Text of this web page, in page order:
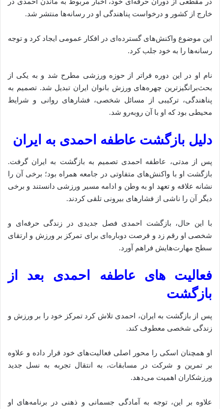
خارج از کشور و درخواست پناهندگی او در رسانه‌ها منتشر شد.
این موضوع واکنش‌های گسترده‌ای در افکار عمومی ایجاد کرد و توجه
رسانه‌ها را به خود جلب کرد.
نام او در این دوره فراتر از حوزه ورزشی مطرح شد و به یکی از
بحث‌برانگیزترین چهره‌های ورزش بانوان ایران تبدیل شد. تصمیم به
پناهندگی، ترکیبی از مسائل شخصی، فشارهای روانی و شرایط
محیطی بود که او با آن روبه‌رو شد.
دلیل بازگشت عاطفه احمدی به ایران
پس از مدتی، عاطفه احمدی تصمیم به بازگشت به ایران گرفت.
بازگشت او با واکنش‌های متفاوتی در جامعه همراه بود؛ برخی آن را
نشانه علاقه و تعهد او به وطن و ادامه مسیر ورزشی دانستند و برخی
دیگر آن را ناشی از فشارهای بیرونی تلقی کردند.
با این حال، بازگشت احمدی فصل جدیدی در زندگی حرفه‌ای و
شخصی او رقم زد و فرصت دوباره‌ای برای تمرکز بر ورزش و ارتقای
سطح مهارت‌هایش فراهم آورد.
فعالیت‌ های عاطفه احمدی بعد از
بازگشت
پس از بازگشت به ایران، احمدی تلاش کرد تمرکز خود را بر ورزش و
زندگی شخصی معطوف کند.
او همچنان اسکی را محور اصلی فعالیت‌های خود قرار داده‌ و علاوه
بر تمرین و شرکت در مسابقات، به انتقال تجربه به نسل جدید
ورزشکاران اهمیت می‌دهد.
علاوه بر این، توجه به آمادگی جسمانی و ذهنی در برنامه‌های او